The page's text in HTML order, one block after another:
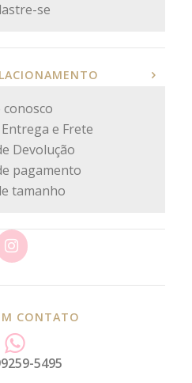
se
conosco
e Frete
Devolução
pagamento
tamanho
CONTATO
5495